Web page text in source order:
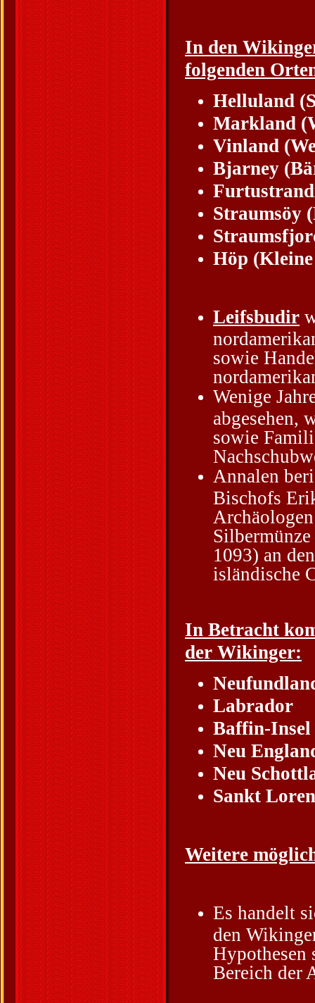
In den
folgenden
Helluland
Markland
Vinland
Bjarney
Straumsöy
Höp
Leifsbudir
sowie
Wenige
abgesehen,
sowie
Annalen
Bischofs
1093) an
isländische
In Betracht
der Wikinger:
Labrador
Baffin-Insel
Neu
Neu
Sankt
Weitere
Es handelt
den
Hypothesen
Bereich der